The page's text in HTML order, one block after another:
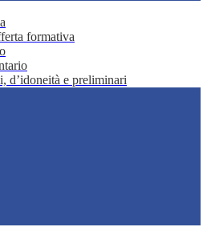
formativa
d’idoneità e preliminari